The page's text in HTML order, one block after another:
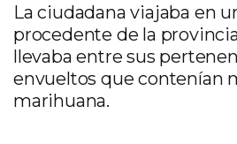
La ciudadana viajaba en
procedente de la
llevaba entre sus
envueltos que contenían
marihuana.